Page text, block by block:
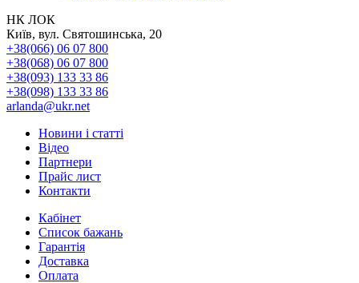
НК ЛОК
Київ, вул. Святошинська, 20
+38(066) 06 07 800
+38(068) 06 07 800
+38(093) 133 33 86
+38(098) 133 33 86
arlanda@ukr.net
Новини і статті
Відео
Партнери
Прайс лист
Контакти
Кабінет
Список бажань
Гарантія
Доставка
Оплата